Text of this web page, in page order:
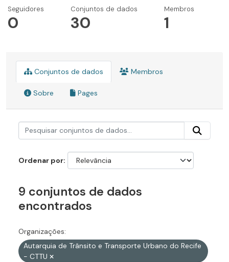
Seguidores
0
Conjuntos de dados
30
Membros
1
Conjuntos de dados Membros
Sobre Pages
Ordenar por
9 conjuntos de dados
encontrados
Organizações:
Autarquia de Trânsito e Transporte Urbano do Recife
- CTTU